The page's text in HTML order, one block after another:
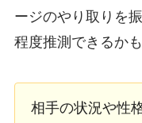
ージのやり取りを
程度推測できるか
相手の状況や性